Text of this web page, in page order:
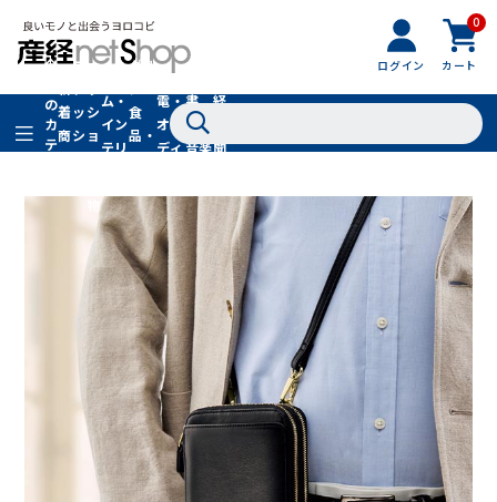
ログイン
0
カート
全
の
カ
テ
着
商
品
フ
ッ
シ
ョ
フ
ァ
シ
ョ
ン
物
ム・
イン
テリ
グル
食
品・
ドリ
家
電・
オー
ディ
書
籍・
音楽
経
聞